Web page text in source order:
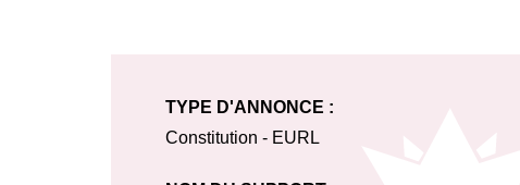
TYPE D'ANNONCE :
Constitution - EURL